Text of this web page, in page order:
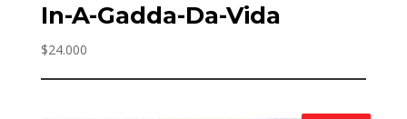
In-A-Gadda-Da-Vida
$24.000